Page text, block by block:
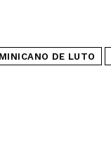
DE LUTO